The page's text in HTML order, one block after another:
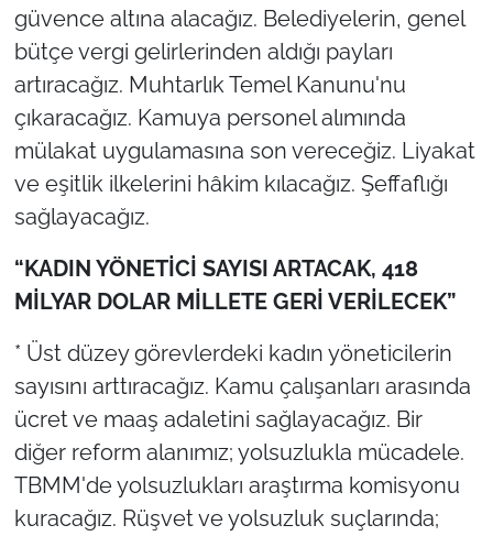
güvence altına alacağız. Belediyelerin, genel
bütçe vergi gelirlerinden aldığı payları
artıracağız. Muhtarlık Temel Kanunu'nu
çıkaracağız. Kamuya personel alımında
mülakat uygulamasına son vereceğiz. Liyakat
ve eşitlik ilkelerini hâkim kılacağız. Şeffaflığı
sağlayacağız.
“KADIN YÖNETİCİ SAYISI ARTACAK, 418
MİLYAR DOLAR MİLLETE GERİ VERİLECEK”
* Üst düzey görevlerdeki kadın yöneticilerin
sayısını arttıracağız. Kamu çalışanları arasında
ücret ve maaş adaletini sağlayacağız. Bir
diğer reform alanımız; yolsuzlukla mücadele.
TBMM'de yolsuzlukları araştırma komisyonu
kuracağız. Rüşvet ve yolsuzluk suçlarında;